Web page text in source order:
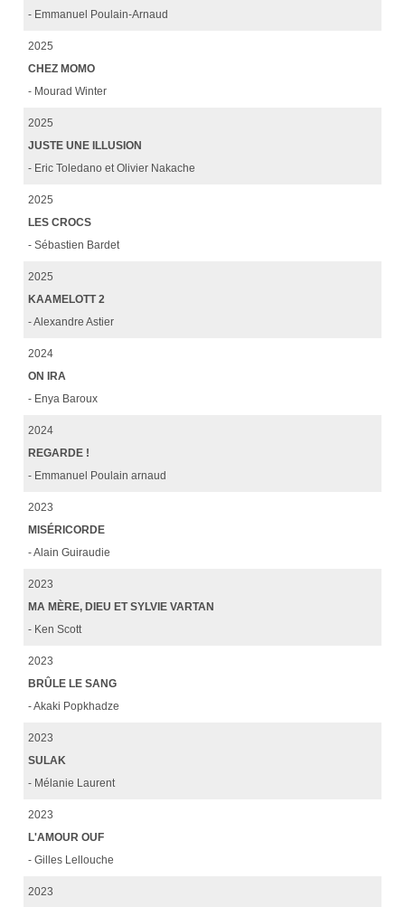
- Emmanuel Poulain-Arnaud
2025
CHEZ MOMO
- Mourad Winter
2025
JUSTE UNE ILLUSION
- Eric Toledano et Olivier Nakache
2025
LES CROCS
- Sébastien Bardet
2025
KAAMELOTT 2
- Alexandre Astier
2024
ON IRA
- Enya Baroux
2024
REGARDE !
- Emmanuel Poulain arnaud
2023
MISÉRICORDE
- Alain Guiraudie
2023
MA MÈRE, DIEU ET SYLVIE VARTAN
- Ken Scott
2023
BRÛLE LE SANG
- Akaki Popkhadze
2023
SULAK
- Mélanie Laurent
2023
L'AMOUR OUF
- Gilles Lellouche
2023